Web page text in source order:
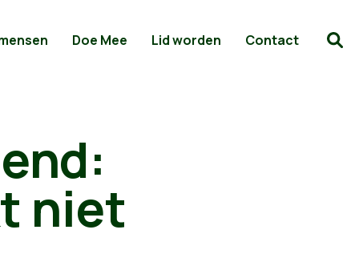
Doe Mee Lid worden Contact
niet